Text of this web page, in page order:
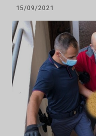
15/09/2021